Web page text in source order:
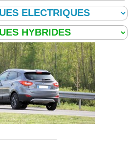
115 ch(0 )
115 ch 5000(0 )
115 ch 13000(0 )
115 ch 6 58000 2013(0